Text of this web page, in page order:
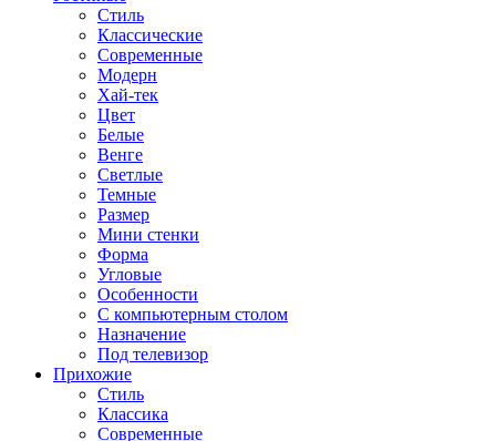
Стиль
Классические
Современные
Модерн
Хай-тек
Цвет
Белые
Венге
Светлые
Темные
Размер
Мини стенки
Форма
Угловые
Особенности
С компьютерным столом
Назначение
Под телевизор
Прихожие
Стиль
Классика
Современные